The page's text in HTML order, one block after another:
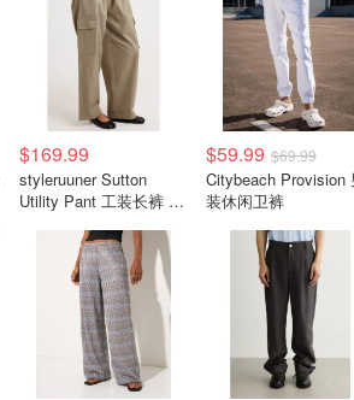
$169.99
styleruuner Sutton
Utility Pant 工装长裤 透
$59.99 $69.99
Citybeach Provision
装休闲卫裤